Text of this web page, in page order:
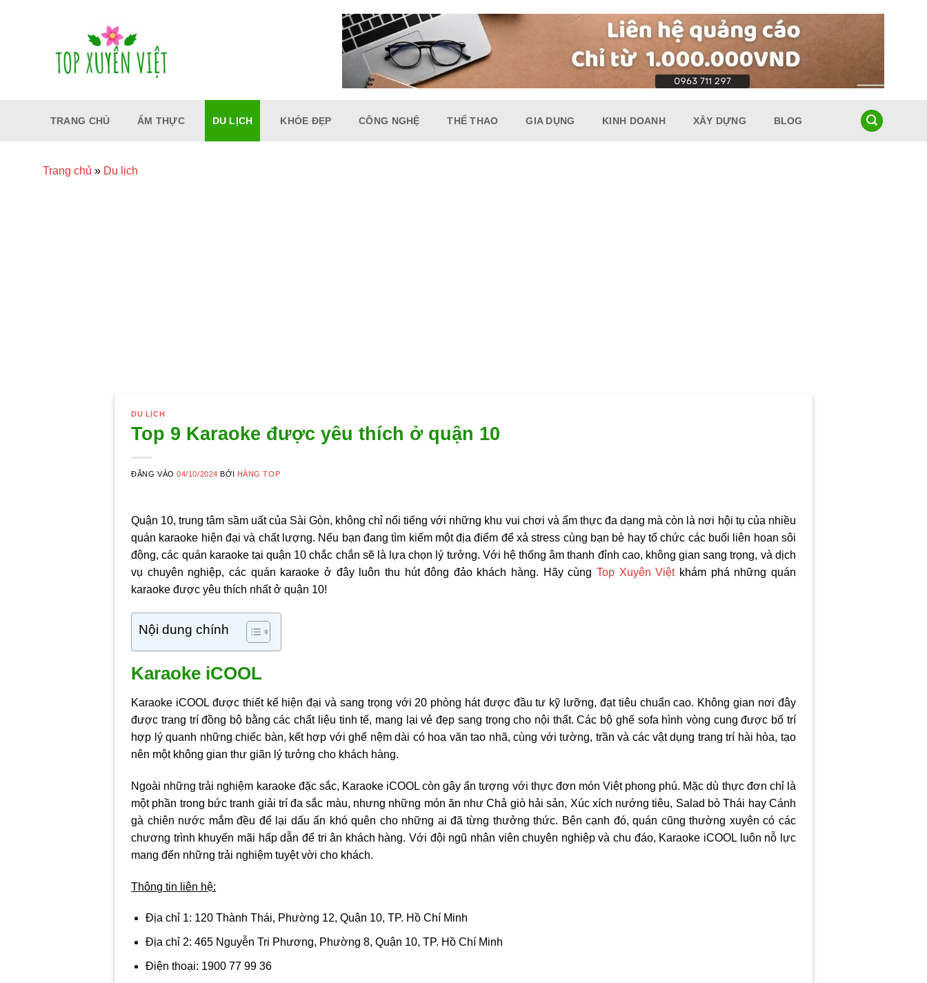
TRANG CHỦ ẨM THỰC DU LỊCH KHỎE ĐẸP CÔNG NGHỆ THỂ THAO GIA DỤNG KINH DOANH XÂY DỰNG BLOG
Trang chủ » Du lịch
DU LỊCH
Top 9 Karaoke được yêu thích ở quận 10
ĐĂNG VÀO04/10/2024 BỞI HẰNG TOP
Quận 10, trung tâm sầm uất của Sài Gòn, không chỉ nổi tiếng với những khu vui chơi và ẩm thực đa dạng mà còn là nơi hội tụ của nhiều
quán karaoke hiện đại và chất lượng. Nếu bạn đang tìm kiếm một địa điểm để xả stress cùng bạn bè hay tổ chức các buổi liên hoan sôi
động, các quán karaoke tại quận 10 chắc chắn sẽ là lựa chọn lý tưởng. Với hệ thống âm thanh đỉnh cao, không gian sang trọng, và dịch
vụ chuyên nghiệp, các quán karaoke ở đây luôn thu hút đông đảo khách hàng. Hãy cùngTop Xuyên Việtkhám phá những quán
karaoke được yêu thích nhất ở quận 10!
Nội dung chính
Karaoke iCOOL
Karaoke iCOOL được thiết kế hiện đại và sang trọng với 20 phòng hát được đầu tư kỹ lưỡng, đạt tiêu chuẩn cao. Không gian nơi đây
được trang trí đồng bộ bằng các chất liệu tinh tế, mang lại vẻ đẹp sang trọng cho nội thất. Các bộ ghế sofa hình vòng cung được bố trí
hợp lý quanh những chiếc bàn, kết hợp với ghế nệm dài có hoa văn tao nhã, cùng với tường, trần và các vật dụng trang trí hài hòa, tạo
nên một không gian thư giãn lý tưởng cho khách hàng.
Ngoài những trải nghiệm karaoke đặc sắc, Karaoke iCOOL còn gây ấn tượng với thực đơn món Việt phong phú. Mặc dù thực đơn chỉ là
một phần trong bức tranh giải trí đa sắc màu, nhưng những món ăn như Chả giò hải sản, Xúc xích nướng tiêu, Salad bò Thái hay Cánh
gà chiên nước mắm đều để lại dấu ấn khó quên cho những ai đã từng thưởng thức. Bên cạnh đó, quán cũng thường xuyên có các
chương trình khuyến mãi hấp dẫn để tri ân khách hàng. Với đội ngũ nhân viên chuyên nghiệp và chu đáo, Karaoke iCOOL luôn nỗ lực
mang đến những trải nghiệm tuyệt vời cho khách.
Thông tin liên hệ:
Địa chỉ 1: 120 Thành Thái, Phường 12, Quận 10, TP. Hồ Chí Minh
Địa chỉ 2: 465 Nguyễn Tri Phương, Phường 8, Quận 10, TP. Hồ Chí Minh
Điện thoại: 1900 77 99 36